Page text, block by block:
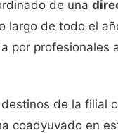
de una
largo de todo el
por profesionales
de la filial
coadyuvado en